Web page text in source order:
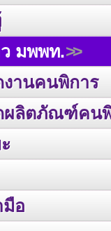
มพพท.
านคนพิการ
ผลิตภัณฑ์คน
มือ